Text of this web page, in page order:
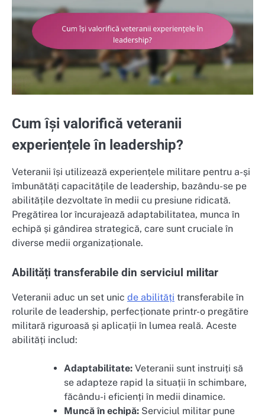
Cum își valorifică veteranii
experiențele în leadership?
Veteranii își utilizează experiențele militare pentru a-și
îmbunătăți capacitățile de leadership, bazându-se pe
abilitățile dezvoltate în medii cu presiune ridicată.
Pregătirea lor încurajează adaptabilitatea, munca în
echipă și gândirea strategică, care sunt cruciale în
diverse medii organizaționale.
Abilități transferabile din serviciul militar
Veteranii aduc un set unic de abilități transferabile în
rolurile de leadership, perfecționate printr-o pregătire
militară riguroasă și aplicații în lumea reală. Aceste
abilități includ:
Adaptabilitate: Veteranii sunt instruiți să
se adapteze rapid la situații în schimbare,
făcându-i eficienți în medii dinamice.
Muncă în echipă: Serviciul militar pune